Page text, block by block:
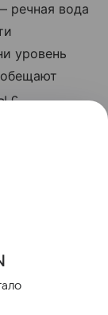
речная вода
уровень
с
в
74 года